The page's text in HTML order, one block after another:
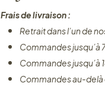
Frais de livraison :
Retrait dans l’un de
Commandes jusqu’à
Commandes jusqu’à
Commandes au-delà